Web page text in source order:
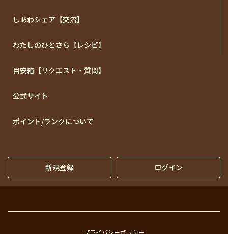
しあわシェア【交流】
わたしのひとさら【レシピ】
目安箱【リクエスト・質問】
公式サイト
ポイント/ランクについて
新規登録 ログイン